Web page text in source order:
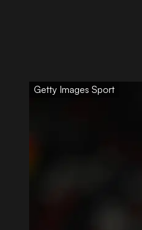
Getty Images Sport